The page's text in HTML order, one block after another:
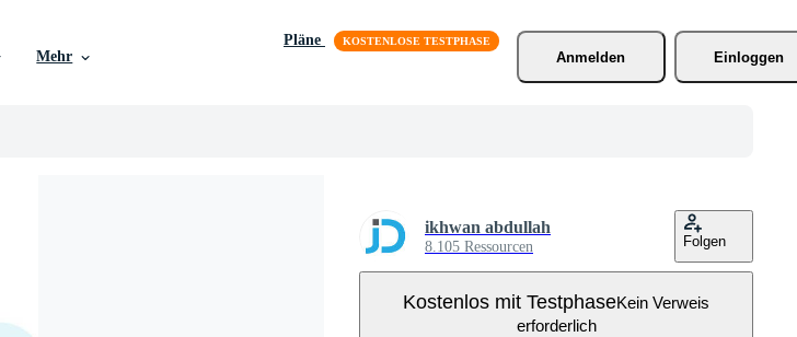
Mehr
Pläne
Anmelden
Einloggen
ikhwan abdullah
8.105 Ressourcen Folgen
Kostenlos mit TestphaseKein Verweis
erforderlich